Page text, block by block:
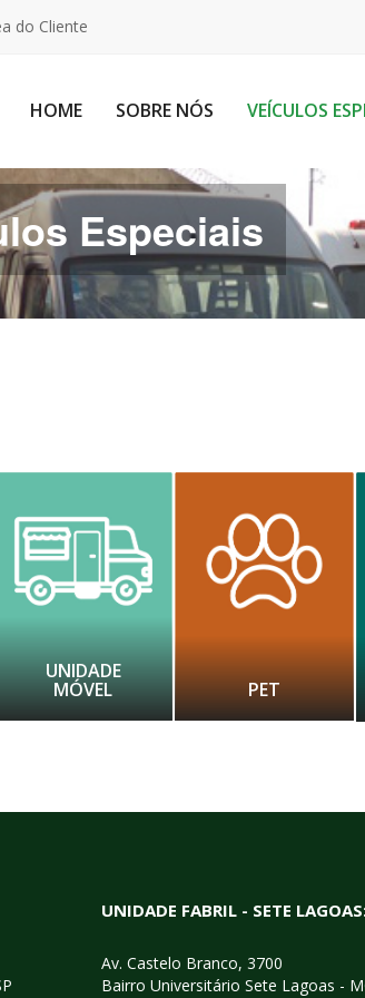
do Cliente
HOME SOBRE NÓS VEÍCULOS
Especiais
UNIDADE
MÓVEL PET
UNIDADE FABRIL - SETE
Av. Castelo Branco, 3700
Bairro Universitário Sete Lagoas -